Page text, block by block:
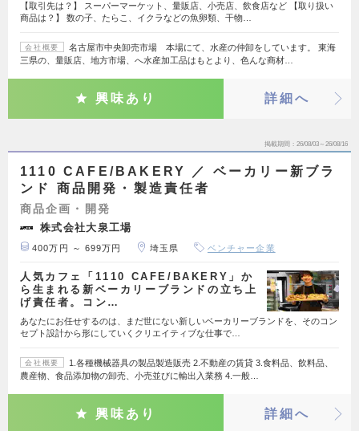
【取引先は？】 スーパーマーケット、量販店、小売店、飲食店など 【取り扱い
商品は？】 数の子、たらこ、イクラなどの魚卵類、干物…
会社概要
名古屋市中央卸売市場 本場にて、水産の仲卸をしています。 東海
三県の、量販店、地方市場、へ水産加工品はもとより、色んな商材…
興味あり 詳細へ
掲載期間 26/08/03～26/08/16
1110 CAFE/BAKERY ／ ベーカリー新ブラ
ンド 商品開発・製造責任者
商品企画・開発
株式会社大泉工場
400万円 ～ 699万円 埼玉県 ベンチャー企業
人気カフェ「1110 CAFE/BAKERY」か
ら生まれる新ベーカリーブランドの立ち上
げ責任者。コン…
あなたにお任せするのは、まだ世にない新しいベーカリーブランドを、そのコン
セプト設計から形にしていくクリエイティブな仕事で…
会社概要
1.各種機械器具の製品製造販売 2.不動産の賃貸 3.食料品、飲料品、
農産物、食品添加物の卸売、小売並びに輸出入業務 4.一般…
興味あり 詳細へ